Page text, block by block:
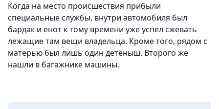
Когда на место происшествия прибыли
специальные службы, внутри автомобиля был
бардак и енот к тому времени уже успел сжевать
лежащие там вещи владельца. Кроме того, рядом с
матерью был лишь один детёныш. Второго же
нашли в багажнике машины.